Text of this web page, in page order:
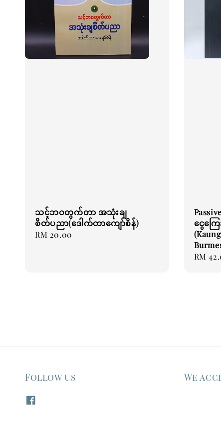
သင့်ဘဝတွက်တာ အသုံးချ
စိတ်ပညာ(ဒေါက်တာကျော်စိန်)
Regular
RM 20.00
ငွေကြေ
RM
Follow us We